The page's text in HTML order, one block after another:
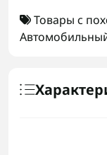
Товары с